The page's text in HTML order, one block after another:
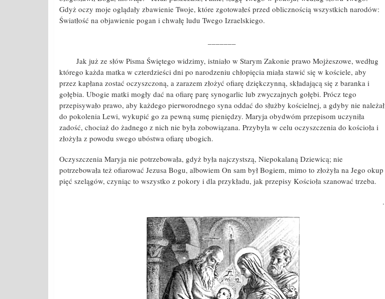
Gdyż oczy moje oglądały zbawienie Twoje, które zgotowałeś przed oblicznością wszystkich narodów:
Światłość na objawienie pogan i chwałę ludu Twego Izraelskiego.
Jak już ze słów Pisma Świętego widzimy, istniało w Starym Zakonie prawo Mojżeszowe, według
którego każda matka w czterdzieści dni po narodzeniu chłopięcia miała stawić się w kościele, aby
przez kapłana zostać oczyszczoną, a zarazem złożyć ofiarę dziękczynną, składającą się z baranka i
gołębia. Ubogie matki mogły dać na ofiarę parę synogarlic lub zwyczajnych gołębi. Prócz tego
przepisywało prawo, aby każdego pierworodnego syna oddać do służby kościelnej, a gdyby nie należał
do pokolenia Lewi, wykupić go za pewną sumę pieniędzy. Maryja obydwóm przepisom uczyniła
zadość, chociaż do żadnego z nich nie była zobowiązana. Przybyła w celu oczyszczenia do kościoła i
złożyła z powodu swego ubóstwa ofiarę ubogich.
Oczyszczenia Maryja nie potrzebowała, gdyż była najczystszą, Niepokalaną Dziewicą; nie
potrzebowała też ofiarować Jezusa Bogu, albowiem On sam był Bogiem, mimo to złożyła na Jego okup
pięć szelągów, czyniąc to wszystko z pokory i dla przykładu, jak przepisy Kościoła szanować trzeba.
.